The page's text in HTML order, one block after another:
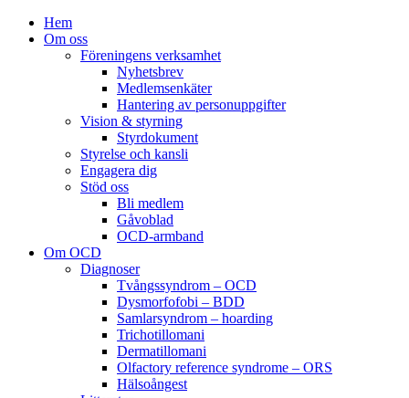
Hem
Om oss
Föreningens verksamhet
Nyhetsbrev
Medlemsenkäter
Hantering av personuppgifter
Vision & styrning
Styrdokument
Styrelse och kansli
Engagera dig
Stöd oss
Bli medlem
Gåvoblad
OCD-armband
Om OCD
Diagnoser
Tvångssyndrom – OCD
Dysmorfofobi – BDD
Samlarsyndrom – hoarding
Trichotillomani
Dermatillomani
Olfactory reference syndrome – ORS
Hälsoångest